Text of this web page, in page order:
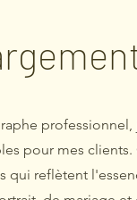
pour mes
qui reflètent